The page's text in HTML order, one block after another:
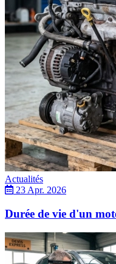
Actualités
23 Apr. 2026
Durée de vie d'un